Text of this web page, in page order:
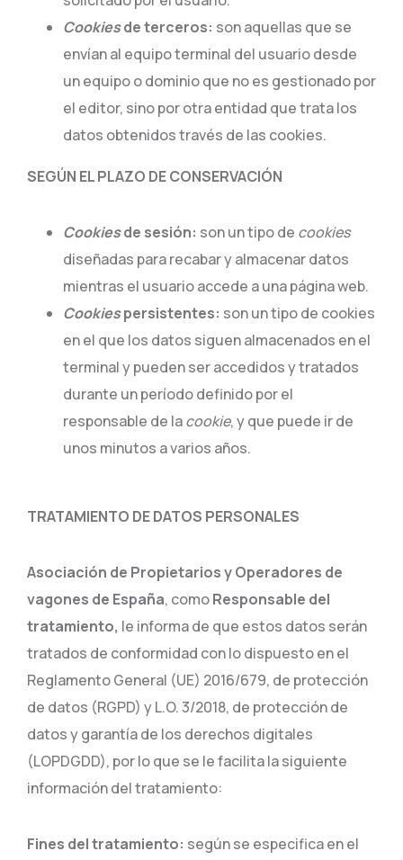
Cookiesde terceros: son aquellas que se
envían al equipo terminal del usuario desde
un equipo o dominio que no es gestionado por
el editor, sino por otra entidad que trata los
datos obtenidos través de las cookies.
SEGÚN EL PLAZO DE CONSERVACIÓN
Cookiesde sesión: son un tipo de cookies
diseñadas para recabar y almacenar datos
mientras el usuario accede a una página web.
Cookiespersistentes: son un tipo de cookies
en el que los datos siguen almacenados en el
terminal y pueden ser accedidos y tratados
durante un período definido por el
responsable de lacookie, y que puede ir de
unos minutos a varios años.
TRATAMIENTO DE DATOS PERSONALES
Asociación de Propietarios y Operadores de
vagones de España, comoResponsable del
tratamiento, le informa de que estos datos serán
tratados de conformidad con lo dispuesto en el
Reglamento General (UE) 2016/679, de protección
de datos (RGPD) y L.O. 3/2018, de protección de
datos y garantía de los derechos digitales
(LOPDGDD), por lo que se le facilita la siguiente
información del tratamiento:
Fines del tratamiento: según se especifica en el